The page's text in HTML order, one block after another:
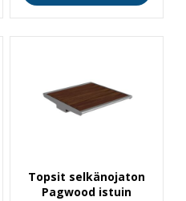
Topsit selkänojaton
Pagwood istuin